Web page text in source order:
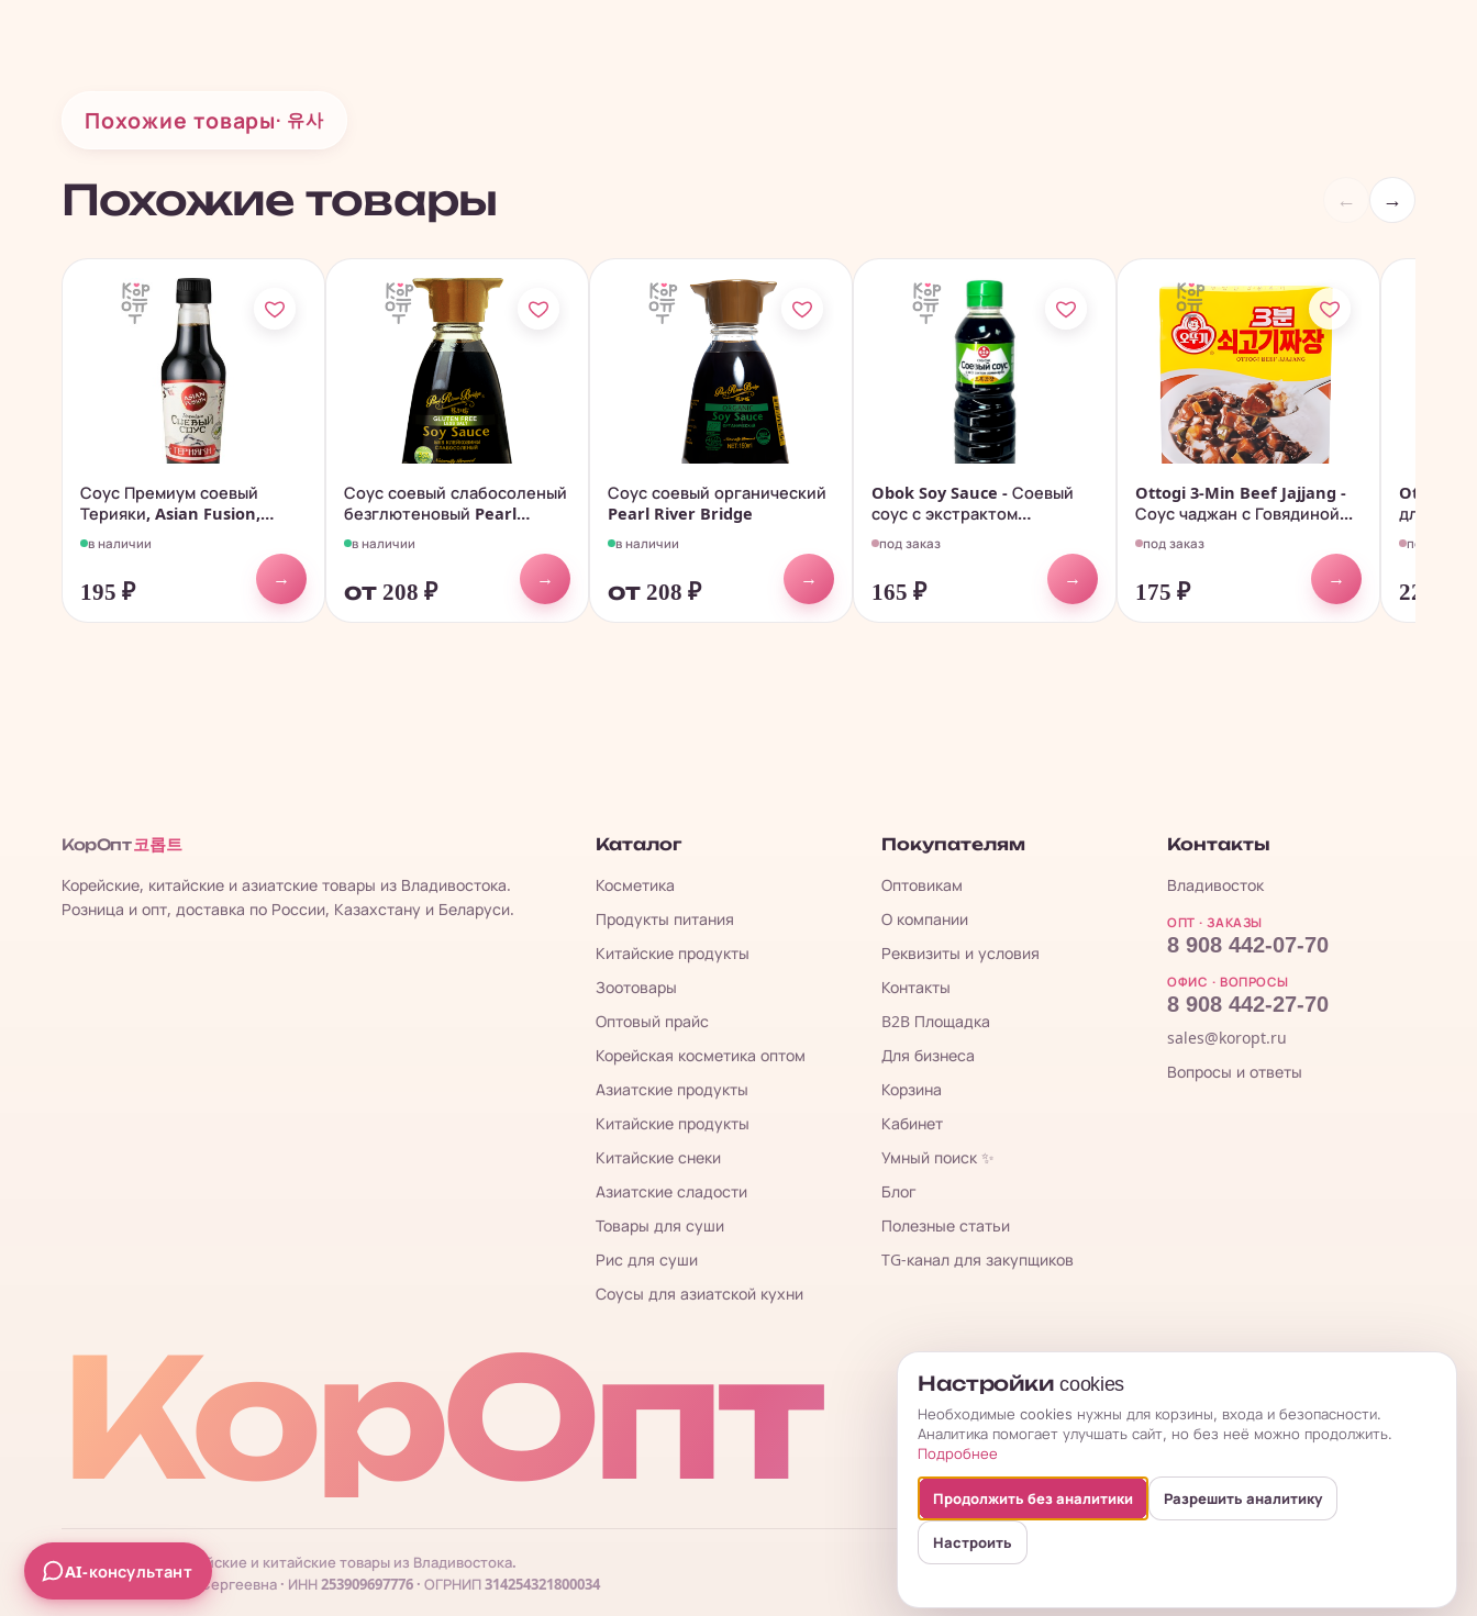
Похожие товары· 유사
Похожие товары ← →
Соус Премиум соевый
Терияки, Asian Fusion,
330гр.
в наличии
195 ₽
→
Соус соевый слабосоленый
безглютеновый Pearl
River...
в наличии
от 208 ₽
→
Соус соевый органический
Pearl River Bridge
в наличии
от 208 ₽
→
Obok Soy Sauce - Соевый
соус с экстрактом
ламинарии...
под заказ
165 ₽
→
Ottogi 3-Min Beef Jajjang -
Соус чаджан с Говядиной...
под заказ
175 ₽
→
Ottogi
для
под заказ
226
КорОпт 코롭트
Корейские, китайские и азиатские товары из Владивостока.
Розница и опт, доставка по России, Казахстану и Беларуси.
Каталог
Косметика
Продукты питания
Китайские продукты
Зоотовары
Оптовый прайс
Корейская косметика оптом
Азиатские продукты
Китайские продукты
Китайские снеки
Азиатские сладости
Товары для суши
Рис для суши
Соусы для азиатской кухни
Покупателям
Оптовикам
О компании
Реквизиты и условия
Контакты
B2B Площадка
Для бизнеса
Корзина
Кабинет
Умный поиск ✨
Блог
Полезные статьи
TG-канал для закупщиков
Контакты
Владивосток
ОПТ · ЗАКАЗЫ
8 908 442-07-70
ОФИС · ВОПРОСЫ
8 908 442-27-70
sales@koropt.ru
Вопросы и ответы
КорОпт
© 2026 КорОпт. Корейские и китайские товары из Владивостока.
ИП Галицкая Мария Сергеевна · ИНН 253909697776 · ОГРНИП 314254321800034
AI-консультант
Настройки cookies
Необходимые cookies нужны для корзины, входа и безопасности.
Аналитика помогает улучшать сайт, но без неё можно продолжить.
Подробнее
Продолжить без аналитики Разрешить аналитику
Настроить